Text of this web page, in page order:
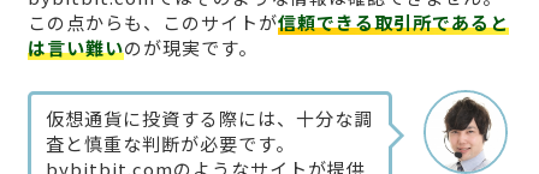
この点からも、このサイトが信頼できる取引所であると
は言い難いのが現実です。
仮想通貨に投資する際には、十分な調
査と慎重な判断が必要です。
bybitbit.comのようなサイトが提供